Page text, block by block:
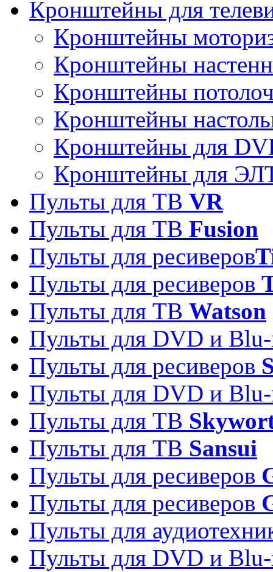
Кронштейны для
Кронштейны
Кронштейны
Кронштейны
Кронштейны
Кронштейны для
Кронштейны для
Пульты для ТВ VR
Пульты для ТВ Fusion
Пульты для ресиверов
Пульты для ресиверов
Пульты для ТВ Watson
Пульты для DVD и
Пульты для ресиверов
Пульты для DVD и
Пульты для ТВ
Пульты для ТВ Sansui
Пульты для ресиверов
Пульты для ресиверов
Пульты для
Пульты для DVD и